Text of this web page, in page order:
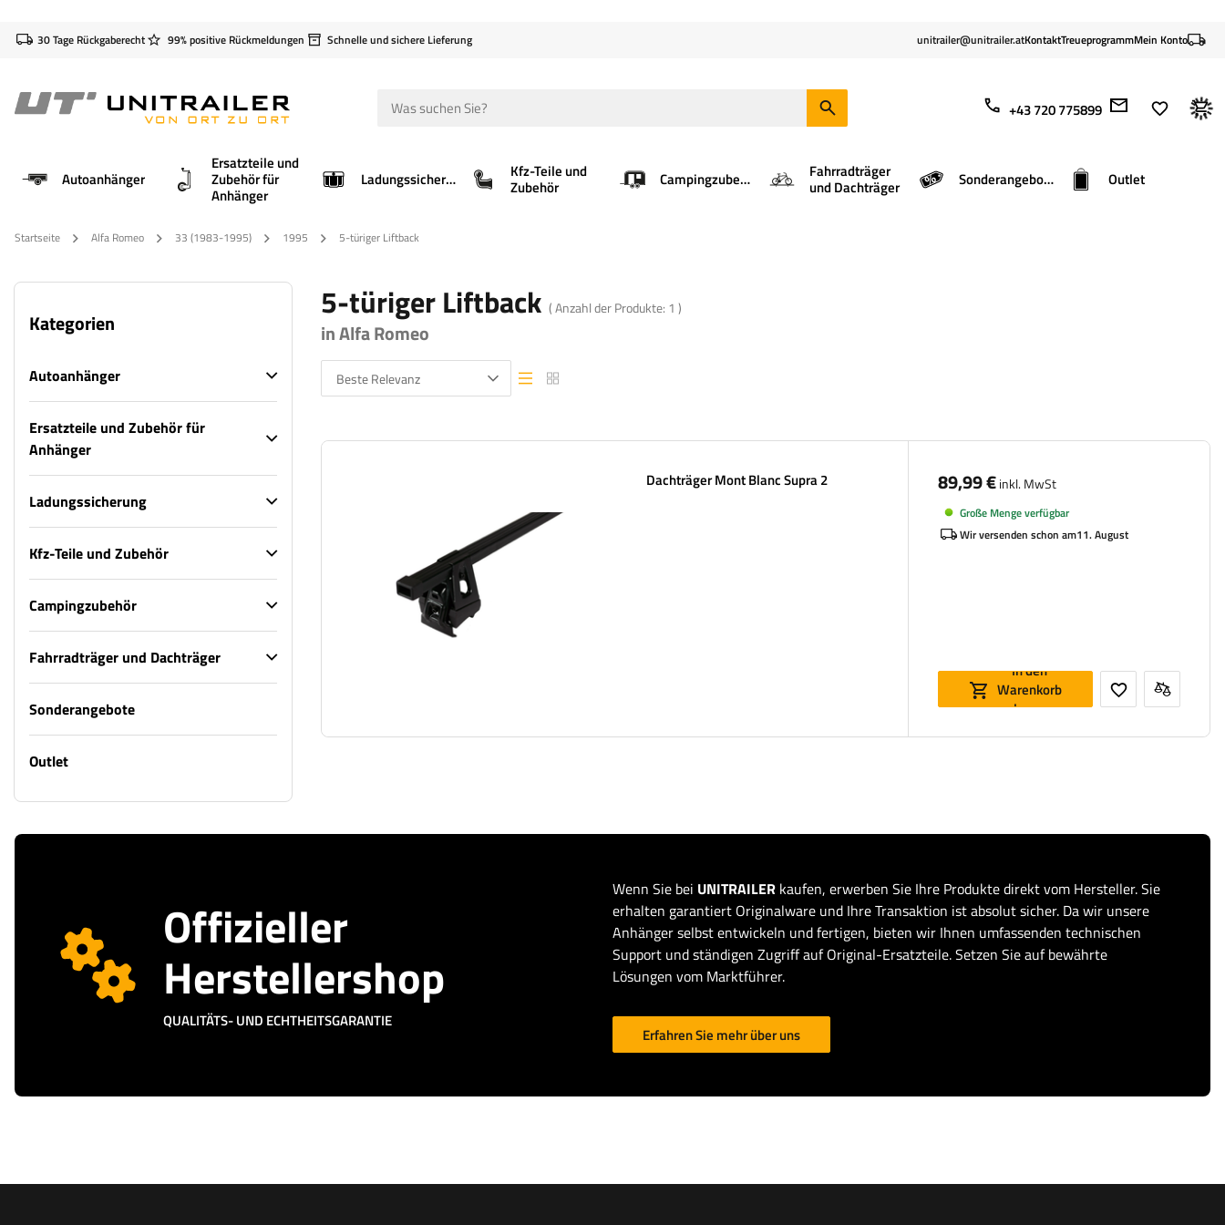
30 Tage Rückgaberecht 99% positive Rückmeldungen Schnelle und sichere Lieferung unitrailer@unitrailer.atKontaktTreueprogrammMein Konto
+43 720 775899
Autoanhänger
Ersatzteile und
Zubehör für
Anhänger
Ladungssicherung Kfz-Teile und
Zubehör Campingzubehör Fahrradträger
und Dachträger Sonderangebote Outlet
Startseite Alfa Romeo 33 (1983-1995) 1995 5-türiger Liftback
Kategorien
Autoanhänger
Ersatzteile und Zubehör für
Anhänger
Ladungssicherung
Kfz-Teile und Zubehör
Campingzubehör
Fahrradträger und Dachträger
Sonderangebote
Outlet
5-türiger Liftback ( Anzahl der Produkte: 1 )
in Alfa Romeo
Beste Relevanz Listenansicht
Listenansicht
Dachträger Mont Blanc Supra 2 89,99 €inkl. MwSt
Große Menge verfügbar
Wir versenden schon am11. August
In den
Warenkorb
legen
Offizieller
Herstellershop
QUALITÄTS- UND ECHTHEITSGARANTIE
Wenn Sie bei UNITRAILER kaufen, erwerben Sie Ihre Produkte direkt vom Hersteller. Sie
erhalten garantiert Originalware und Ihre Transaktion ist absolut sicher. Da wir unsere
Anhänger selbst entwickeln und fertigen, bieten wir Ihnen umfassenden technischen
Support und ständigen Zugriff auf Original-Ersatzteile. Setzen Sie auf bewährte
Lösungen vom Marktführer.
Erfahren Sie mehr über uns